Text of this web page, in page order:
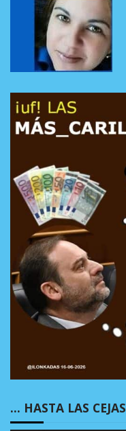
… HASTA LAS CEJAS